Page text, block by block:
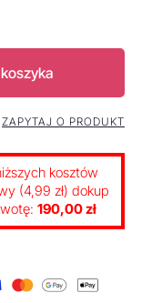
ZAPYTAJ O PRODUKT
kosztów
(4,99 zł) dokup
190,00 zł